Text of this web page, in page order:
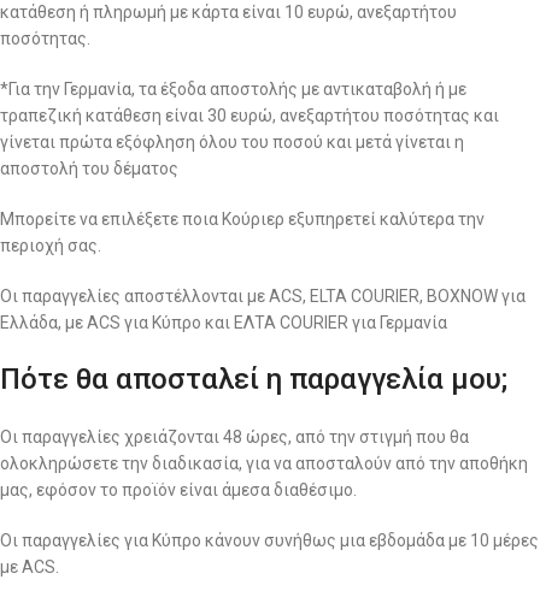
κατάθεση ή πληρωμή με κάρτα είναι 10 ευρώ, ανεξαρτήτου
ποσότητας.
*Για την Γερμανία, τα έξοδα αποστολής με αντικαταβολή ή με
τραπεζική κατάθεση είναι 30 ευρώ, ανεξαρτήτου ποσότητας και
γίνεται πρώτα εξόφληση όλου του ποσού και μετά γίνεται η
αποστολή του δέματος
Μπορείτε να επιλέξετε ποια Κούριερ εξυπηρετεί καλύτερα την
περιοχή σας.
Οι παραγγελίες αποστέλλονται με ACS, ELTA COURIER, BOXNOW για
Ελλάδα, με ACS για Κύπρο και ΕΛΤΑ COURIER για Γερμανία
Πότε θα αποσταλεί η παραγγελία μου;
Οι παραγγελίες χρειάζονται 48 ώρες, από την στιγμή που θα
ολοκληρώσετε την διαδικασία, για να αποσταλούν από την αποθήκη
μας, εφόσον το προϊόν είναι άμεσα διαθέσιμο.
Οι παραγγελίες για Κύπρο κάνουν συνήθως μια εβδομάδα με 10 μέρες
με ACS.